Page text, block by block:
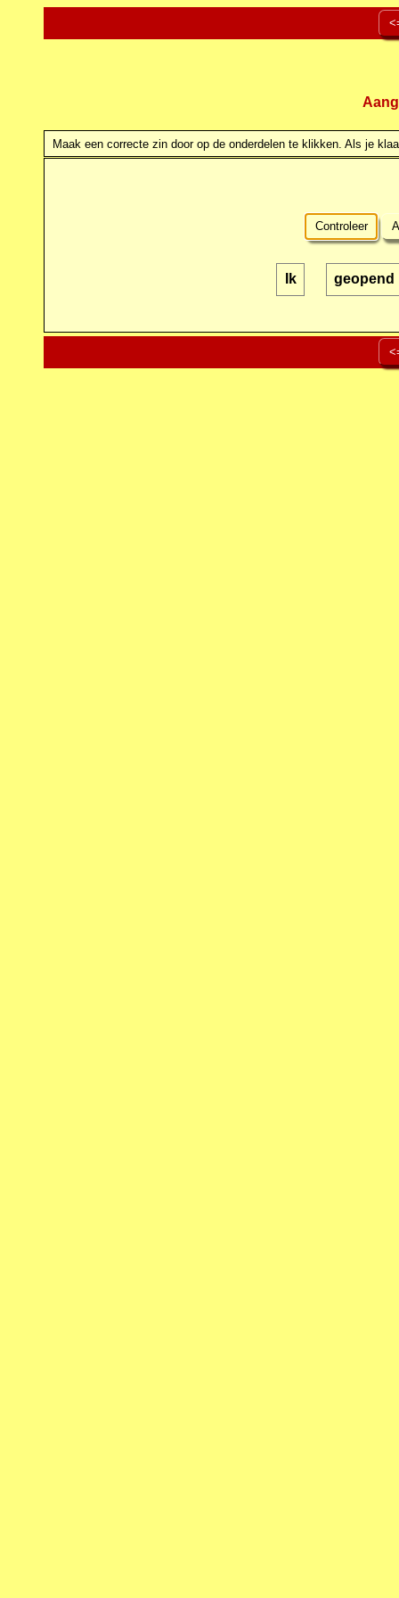
Maak een correcte zin door op de onderdelen te klikken. Als je
Controleer
Ik geopend